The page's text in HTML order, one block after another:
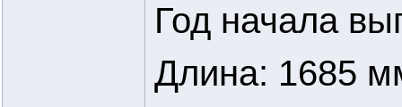
Год начала
Длина: 1685